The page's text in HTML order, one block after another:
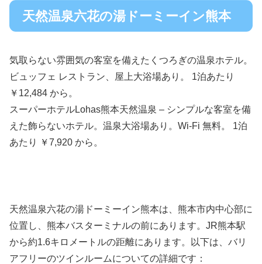
天然温泉六花の湯ドーミーイン熊本
気取らない雰囲気の客室を備えたくつろぎの温泉ホテル。
ビュッフェ レストラン、屋上大浴場あり。 1泊あたり
￥12,484 から。
スーパーホテルLohas熊本天然温泉 – シンプルな客室を備
えた飾らないホテル。温泉大浴場あり。Wi-Fi 無料。 1泊
あたり ￥7,920 から。
天然温泉六花の湯ドーミーイン熊本は、熊本市内中心部に
位置し、熊本バスターミナルの前にあります。JR熊本駅
から約1.6キロメートルの距離にあります。以下は、バリ
アフリーのツインルームについての詳細です：